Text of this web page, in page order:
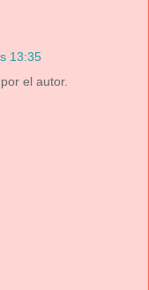
13:35
el autor.